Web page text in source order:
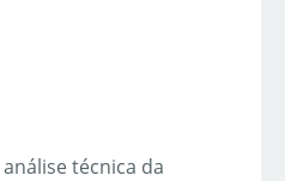
técnica da